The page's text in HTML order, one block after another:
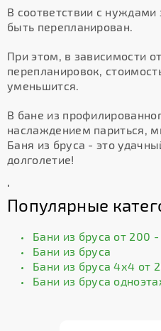
В соответствии с
быть перепланирован.
При этом, в зависимости
перепланировок,
уменьшится.
В бане из
наслаждением париться,
Баня из бруса - это
долголетие!
'
Популярные
Бани из бруса от 200
Бани из бруса
Бани из бруса 4х4 от
Бани из бруса